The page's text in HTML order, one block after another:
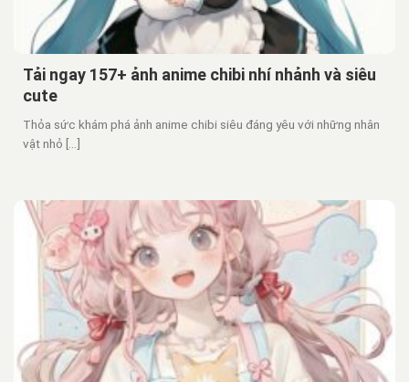
Tải ngay 157+ ảnh anime chibi nhí nhảnh và siêu
cute
Thỏa sức khám phá ảnh anime chibi siêu đáng yêu với những nhân
vật nhỏ [...]